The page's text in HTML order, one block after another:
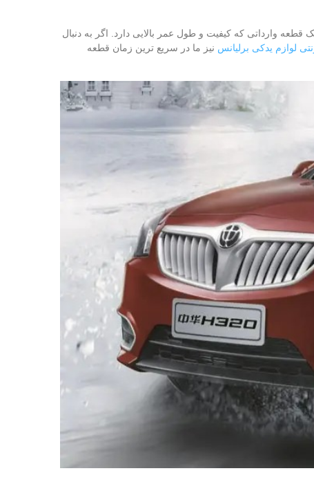
وارداتی که کیفیت و طول عمر بالایی دارد. اگر به دنبال
لوازم یدکی برلیانس نیز ما در سریع‌ ترین زمان قطعه